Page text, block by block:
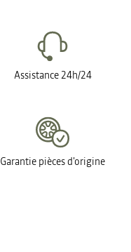
Assistance 24h/24
Garantie pièces d'origine